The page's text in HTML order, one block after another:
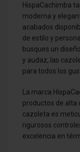
HispaCachimba
moderna y
acabados
de estilo y
busques un
y audaz, las
para todos los
La marca
productos de alta
cazoleta es
rigurosos
excelencia en